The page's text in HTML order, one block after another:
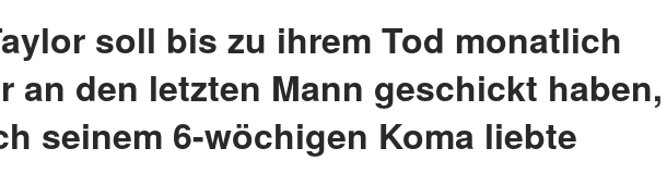
soll bis zu ihrem Tod monatlich
an den letzten Mann geschickt haben,
seinem 6-wöchigen Koma liebte